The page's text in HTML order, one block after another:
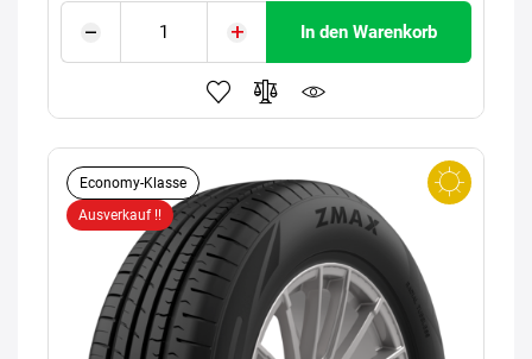
In den Warenkorb
Economy-Klasse
Ausverkauf !!